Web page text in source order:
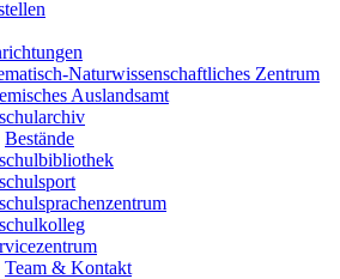
Naturwissenschaftliches Zentrum
Auslandsamt
Bestände
Team & Kontakt